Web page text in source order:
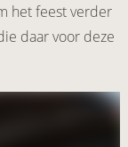
het feest verder
daar voor deze